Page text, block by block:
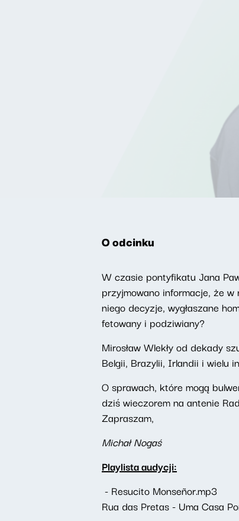
O odcinku
W czasie pontyfikatu Jana
przyjmowano informacje, że
niego decyzje, wygłaszane
fetowany i podziwiany?
Mirosław Wlekły od dekady
Belgii, Brazylii, Irlandii i wielu
O sprawach, które mogą
dziś wieczorem na antenie
Zapraszam,
Michał Nogaś
Playlista audycji:
- Resucito Monseñor.mp3
Rua das Pretas - Uma Casa